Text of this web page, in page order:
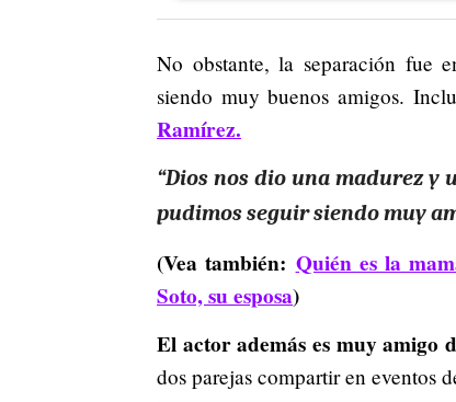
No obstante, la separación fue
siendo muy buenos amigos.
Ramírez.
“Dios nos dio una madurez
pudimos seguir siendo muy
(Vea también: Quién es la
Soto, su esposa)
El actor además es muy amigo
dos parejas compartir en eventos